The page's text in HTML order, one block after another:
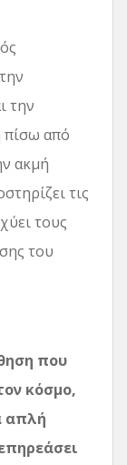
την
πίσω από
ακμή
τις
τους
του
που
κόσμο,
απλή